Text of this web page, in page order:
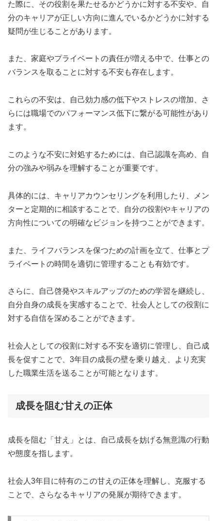
た際に、その役割を果たせるかどうかに対する不安や、自
分のキャリアが正しい方向に進んでいるかどうかに対する
疑問が生じることがあります。
また、家庭やプライベートの責任が増える中で、仕事との
バランスを取ることに対する不安も存在します。
これらの不安は、自己効力感の低下やストレスの増加、さ
らには職場でのパフォーマンス低下に繋がる可能性があり
ます。
このような不安に対処するためには、自己認識を高め、自
分の強みや弱みを理解することが重要です。
具体的には、キャリアカウンセリングを利用したり、メン
ターと定期的に相談することで、自分の役割やキャリアの
方向性についての明確なビジョンを持つことができます。
また、ライフバランスを保つための計画を立て、仕事とプ
ライベートの時間を適切に管理することも有効です。
さらに、自己啓発やスキルアップのための学習を継続し、
自分自身の成長を実感することで、社会人としての役割に
対する自信を深めることができます。
社会人としての役割に対する不安を適切に管理し、自己成
長を促すことで、3年目の成長の壁を乗り越え、より充実
した職業生活を送ることが可能となります。
成長を阻む甘えの正体
成長を阻む「甘え」とは、自己成長を妨げる無意識の行動
や態度を指します。
社会人3年目に特有のこの甘えの正体を理解し、克服する
ことで、さらなるキャリアの発展が期待できます。